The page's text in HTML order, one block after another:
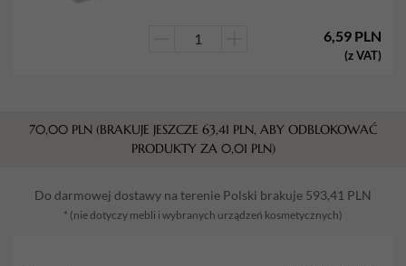
białe
CELULOZOWE
warstwowe
150
6,59 PLN
(z VAT)
70,00 PLN (BRAKUJE JESZCZE 63,41 PLN, ABY ODBLOKOWAĆ
PRODUKTY ZA 0,01 PLN)
Do darmowej dostawy na terenie Polski brakuje 593,41 PLN
* (nie dotyczy mebli i wybranych urządzeń kosmetycznych)